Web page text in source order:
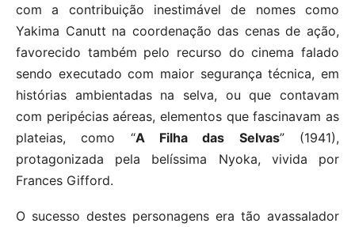
com a contribuição inestimável de nomes como
Yakima Canutt na coordenação das cenas de ação,
favorecido também pelo recurso do cinema falado
sendo executado com maior segurança técnica, em
histórias ambientadas na selva, ou que contavam
com peripécias aéreas, elementos que fascinavam as
plateias, como “A Filha das Selvas” (1941),
protagonizada pela belíssima Nyoka, vivida por
Frances Gifford.
O sucesso destes personagens era tão avassalador